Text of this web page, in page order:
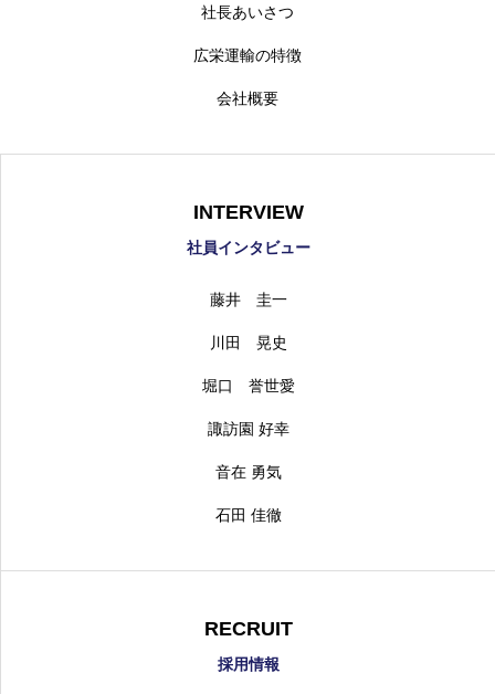
社長あいさつ
広栄運輸の特徴
会社概要
INTERVIEW
社員インタビュー
藤井 圭一
川田 晃史
堀口 誉世愛
諏訪園 好幸
音在 勇気
石田 佳徹
RECRUIT
採用情報